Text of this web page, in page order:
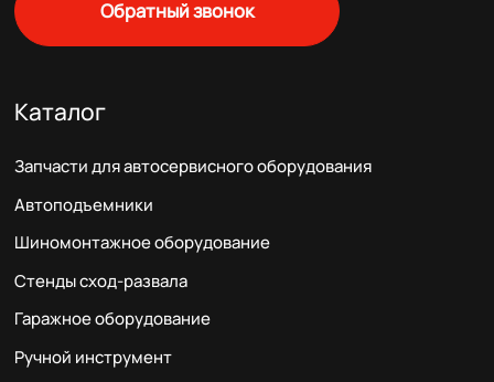
Обратный звонок
Каталог
Запчасти для автосервисного оборудования
Автоподъемники
Шиномонтажное оборудование
Стенды сход-развала
Гаражное оборудование
Ручной инструмент